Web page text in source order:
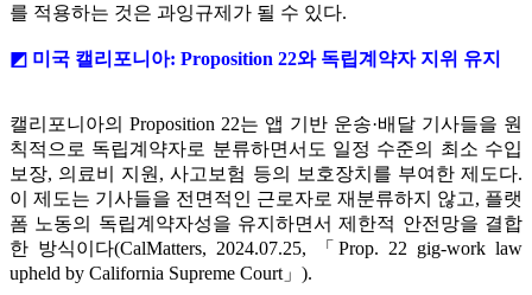
를 적용하는 것은 과잉규제가 될 수 있다.
◩ 미국 캘리포니아: Proposition 22와 독립계약자 지위 유지
캘리포니아의 Proposition 22는 앱 기반 운송·배달 기사들을 원
칙적으로 독립계약자로 분류하면서도 일정 수준의 최소 수입
보장, 의료비 지원, 사고보험 등의 보호장치를 부여한 제도다.
이 제도는 기사들을 전면적인 근로자로 재분류하지 않고, 플랫
폼 노동의 독립계약자성을 유지하면서 제한적 안전망을 결합
한 방식이다(CalMatters, 2024.07.25, 「Prop. 22 gig-work law
upheld by California Supreme Court」).